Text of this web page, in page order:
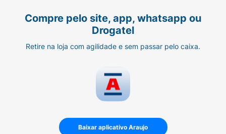
Compre pelo site, app, whatsapp ou
Drogatel
Retire na loja com agilidade e sem passar pelo caixa.
Baixar aplicativo Araujo